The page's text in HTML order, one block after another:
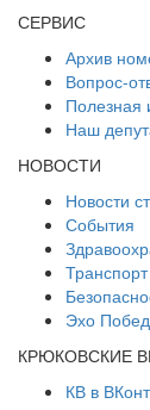
СЕРВИС
Архив
Вопрос-
Полезная
Наш
НОВОСТИ
Новости
События
Транспорт
Эхо
КРЮКОВСКИЕ
КВ в